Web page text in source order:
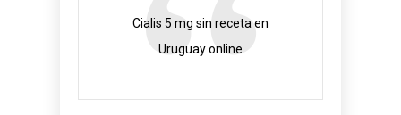
Cialis 5 mg sin receta en
Uruguay online